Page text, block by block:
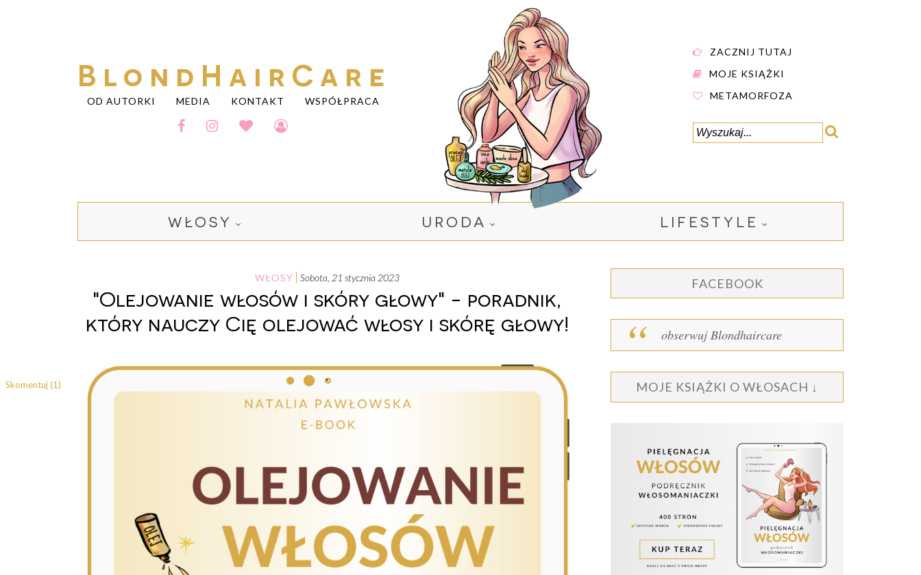
BlondHairCare
OD AUTORKI MEDIA KONTAKT WSPÓŁPRACA
ZACZNIJ TUTAJ
MOJE KSIĄŻKI
METAMORFOZA
WŁOSY URODA LIFESTYLE
WŁOSY sobota, 21 stycznia 2023
"Olejowanie włosów i skóry głowy" - poradnik,
który nauczy Cię olejować włosy i skórę głowy!
Skomentuj (1)
FACEBOOK
obserwuj Blondhaircare
MOJE KSIĄŻKI O WŁOSACH ↓